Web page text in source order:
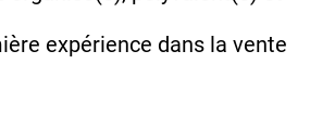
expérience dans la vente